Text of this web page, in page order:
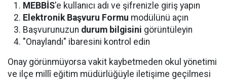
MEBBİS'e kullanıcı adı ve şifrenizle giriş yapın
Elektronik Başvuru Formu modülünü açın
Başvurunuzun durum bilgisini görüntüleyin
"Onaylandı" ibaresini kontrol edin
Onay görünmüyorsa vakit kaybetmeden okul yönetimi
ve ilçe millî eğitim müdürlüğüyle iletişime geçilmesi